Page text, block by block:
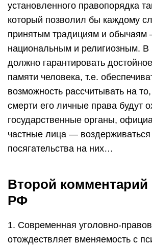
установленного правопорядка
который позволил бы каждому
принятым традициям и
национальным и религиозным. В
должно гарантировать
памяти человека, т.е.
возможность рассчитывать на
смерти его личные права будут
государственные органы,
частные лица — воздерживаться
посягательства на них…
Второй комментарий
РФ
1. Современная уголовно-
отождествляет вменяемость с